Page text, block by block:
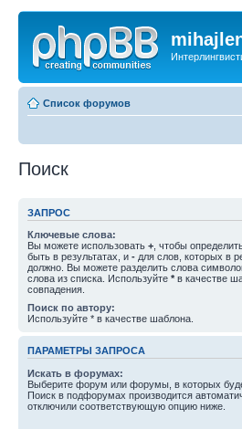
Список форумов
Поиск
ЗАПРОС
Ключевые слова:
Вы можете использовать + , чтобы
быть в результатах, и - для слов, которых в
должно. Вы можете разделить слова
слова из списка. Используйте * в качестве
совпадения.
Поиск по автору:
Используйте * в качестве шаблона.
ПАРАМЕТРЫ ЗАПРОСА
Искать в форумах:
Выберите форум или форумы, в которых
Поиск в подфорумах производится
отключили соответствующую опцию ниже.